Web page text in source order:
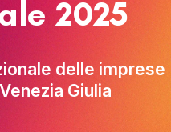
2025
delle imprese
Giulia